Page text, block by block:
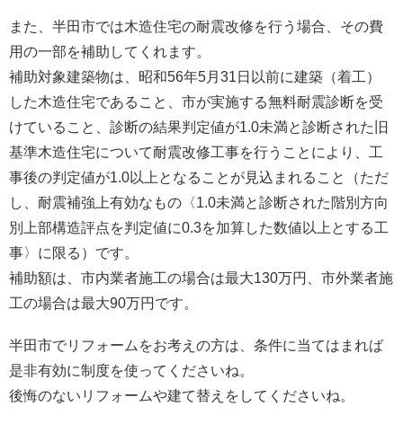
また、半田市では木造住宅の耐震改修を行う場合、その費
用の一部を補助してくれます。
補助対象建築物は、昭和56年5月31日以前に建築（着工）
した木造住宅であること、市が実施する無料耐震診断を受
けていること、診断の結果判定値が1.0未満と診断された旧
基準木造住宅について耐震改修工事を行うことにより、工
事後の判定値が1.0以上となることが見込まれること（ただ
し、耐震補強上有効なもの〈1.0未満と診断された階別方向
別上部構造評点を判定値に0.3を加算した数値以上とする工
事〉に限る）です。
補助額は、市内業者施工の場合は最大130万円、市外業者施
工の場合は最大90万円です。
半田市でリフォームをお考えの方は、条件に当てはまれば
是非有効に制度を使ってくださいね。
後悔のないリフォームや建て替えをしてくださいね。